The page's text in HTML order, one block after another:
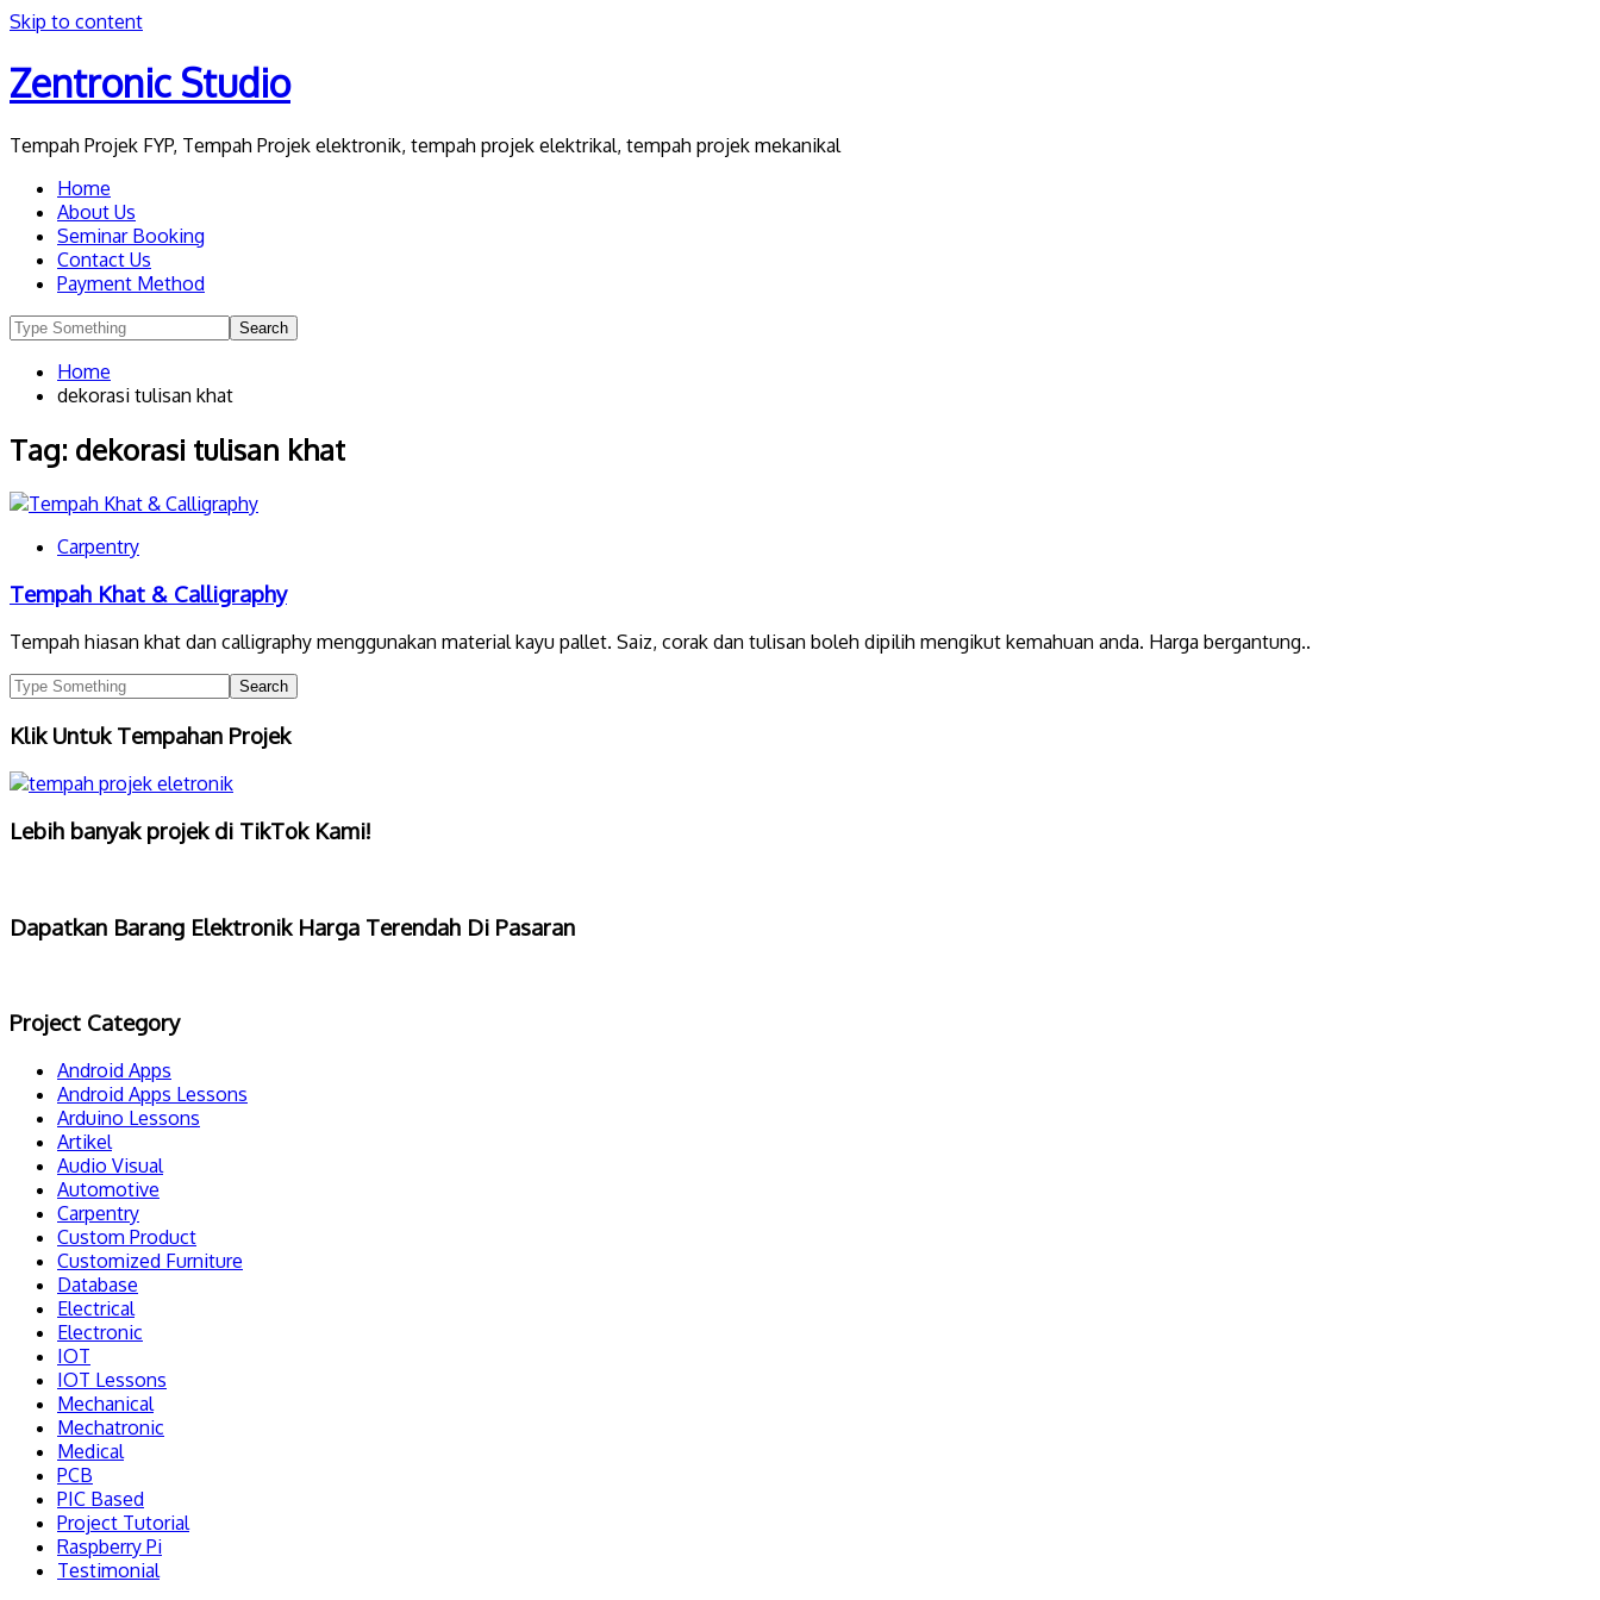
Skip to content
Zentronic Studio
Tempah Projek FYP, Tempah Projek elektronik, tempah projek elektrikal, tempah projek mekanikal
Home
About Us
Seminar Booking
Contact Us
Payment Method
Home
dekorasi tulisan khat
Tag: dekorasi tulisan khat
Carpentry
Tempah Khat & Calligraphy
Tempah hiasan khat dan calligraphy menggunakan material kayu pallet. Saiz, corak dan tulisan boleh dipilih mengikut kemahuan anda. Harga bergantung..
Klik Untuk Tempahan Projek
Lebih banyak projek di TikTok Kami!
Dapatkan Barang Elektronik Harga Terendah Di Pasaran
Project Category
Android Apps
Android Apps Lessons
Arduino Lessons
Artikel
Audio Visual
Automotive
Carpentry
Custom Product
Customized Furniture
Database
Electrical
Electronic
IOT
IOT Lessons
Mechanical
Mechatronic
Medical
PCB
PIC Based
Project Tutorial
Raspberry Pi
Testimonial